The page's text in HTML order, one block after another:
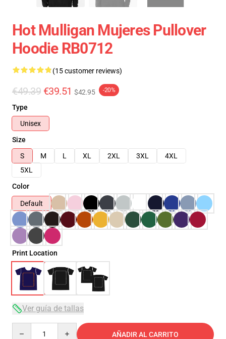
Hot Mulligan Mujeres Pullover
Hoodie RB0712
(15 customer reviews)
€49.39 €39.51 $42.95 -20%
Type
Unisex
Size
S
M L XL 2XL 3XL
4XL
5XL
Color
Default
Print Location
Ver guía de tallas
AÑADIR AL CARRITO